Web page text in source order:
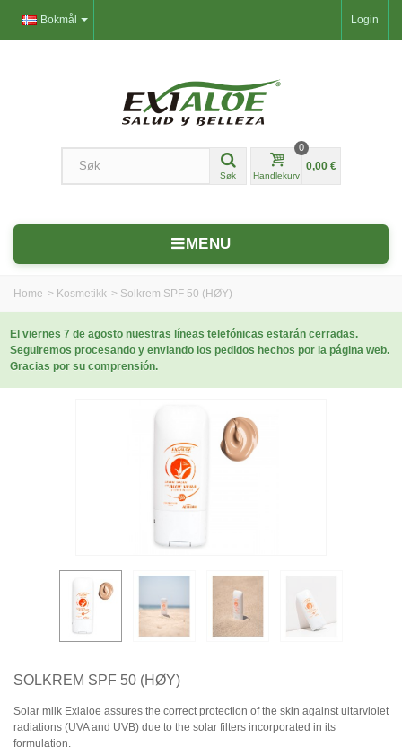
Login
Bokmål
Søk Handlekurv
0
0,00 €
MENU
Home > Kosmetikk > Solkrem SPF 50 (HØY)
El viernes 7 de agosto nuestras líneas telefónicas estarán cerradas.
Seguiremos procesando y enviando los pedidos hechos por la página web.
Gracias por su comprensión.
SOLKREM SPF 50 (HØY)
Solar milk Exialoe assures the correct protection of the skin against ultarviolet
radiations (UVA and UVB) due to the solar filters incorporated in its
formulation.